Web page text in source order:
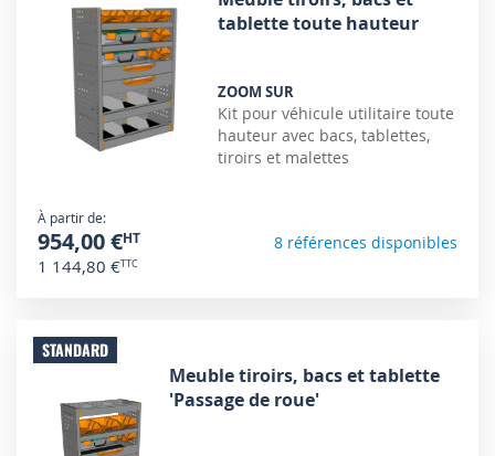
tablette toute hauteur
ZOOM SUR
Kit pour véhicule utilitaire toute
hauteur avec bacs, tablettes,
tiroirs et malettes
À partir de
954,00 €
1 144,80 €
8 références disponibles
STANDARD
Meuble tiroirs, bacs et tablette
'Passage de roue'